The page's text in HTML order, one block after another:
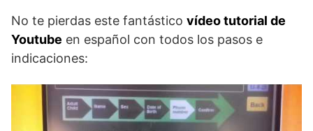
No te pierdas este fantástico vídeo tutorial de
Youtube en español con todos los pasos e
indicaciones: